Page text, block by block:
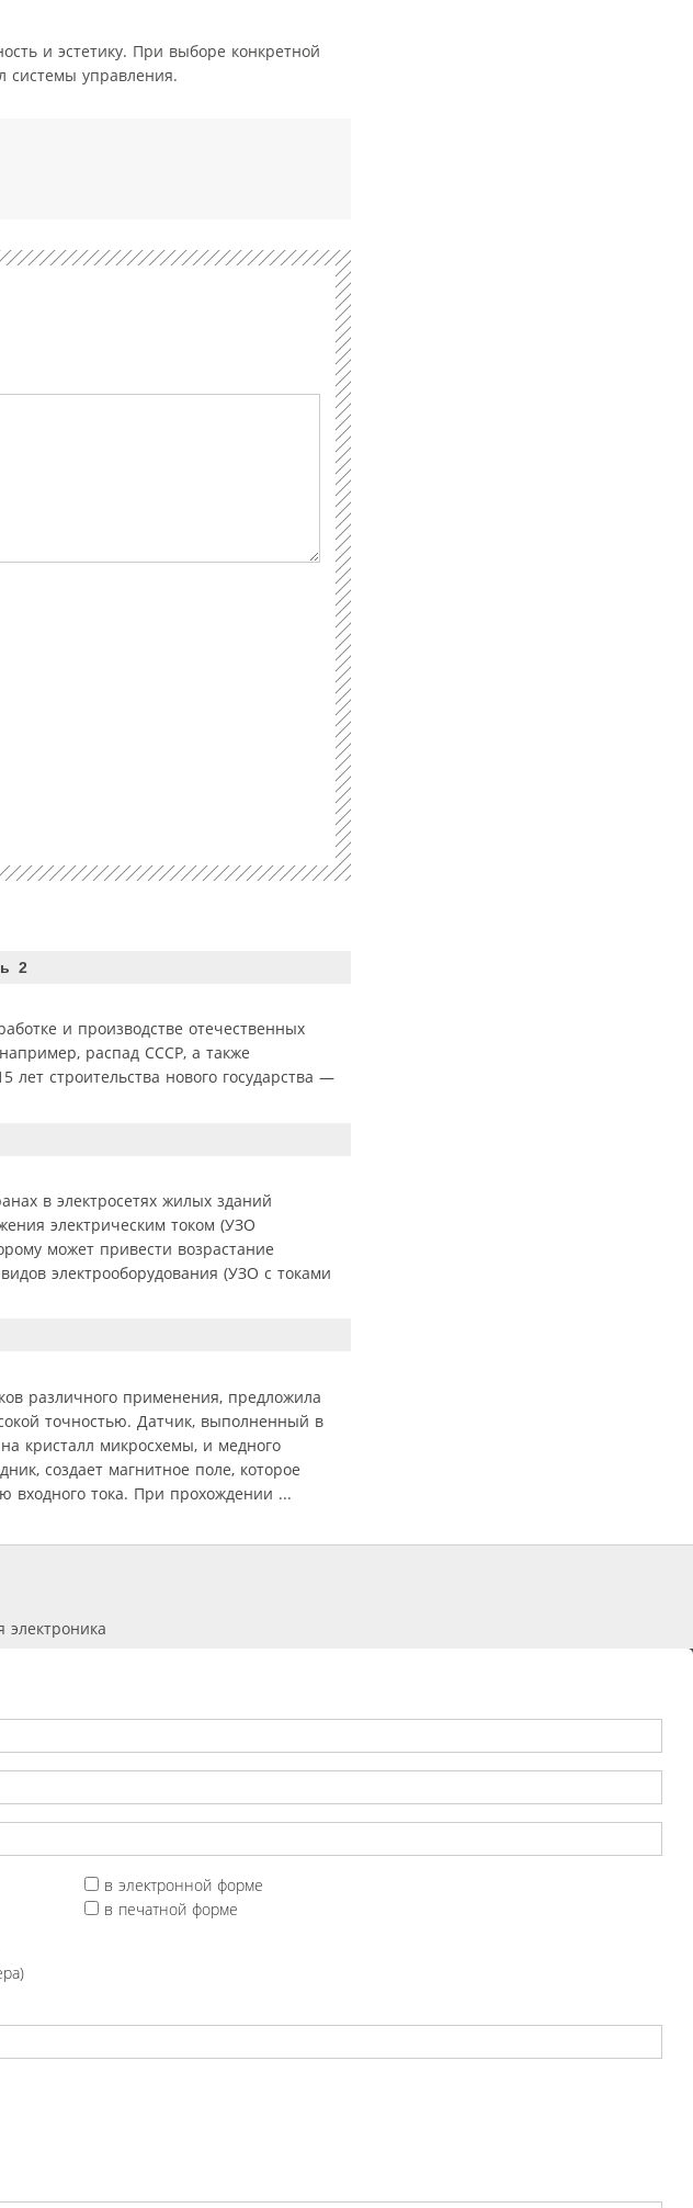
и эстетику. При выборе конкретной
системы управления.
2
и производстве отечественных
распад СССР, а также
строительства нового государства —
в электросетях жилых зданий
электрическим током (УЗО
может привести возрастание
электрооборудования (УЗО с токами
различного применения, предложила
точностью. Датчик, выполненный в
кристалл микросхемы, и медного
создает магнитное поле, которое
входного тока. При прохождении ...
в электронной форме
в печатной форме